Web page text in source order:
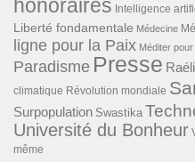
honoraires Intelligence
Liberté fondamentale Médecine
ligne pour la Paix Méditer pour
Paradisme Presse
climatique Révolution mondiale
Surpopulation Swastika
Université du Bonheur
même